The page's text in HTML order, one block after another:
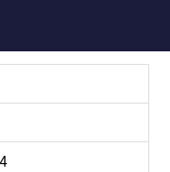
シュ
る
式)